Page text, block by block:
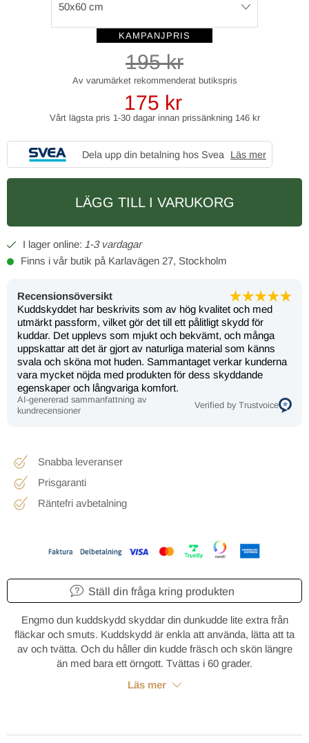
50x60 cm
195kr
175 kr
Vårt lägsta pris 1-30 dagar innan prissänkning 146 kr
Dela upp din betalning hos Svea Läs mer
LÄGG TILL I VARUKORG
1-3 vardagar
Finns i vår butik på Karlavägen 27, Stockholm
Recensionsöversikt
Kuddskyddet har beskrivits som av hög kvalitet och med
utmärkt passform, vilket gör det till ett pålitligt skydd för
kuddar. Det upplevs som mjukt och bekvämt, och många
uppskattar att det är gjort av naturliga material som känns
svala och sköna mot huden. Sammantaget verkar kunderna
vara mycket nöjda med produkten för dess skyddande
egenskaper och långvariga komfort.
AI-genererad sammanfattning av
kundrecensioner
Verified by Trustvoice
Snabba leveranser
Prisgaranti
Räntefri avbetalning
Ställ din fråga kring produkten
Engmo dun kuddskydd skyddar din dunkudde lite extra från
fläckar och smuts. Kuddskydd är enkla att använda, lätta att ta
av och tvätta. Och du håller din kudde fräsch och skön längre
än med bara ett örngott. Tvättas i 60 grader.
Läs mer